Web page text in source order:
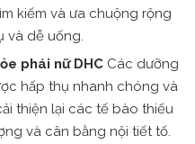
kiếm và ưa chuộng rộng
và dễ uống.
phái nữ DHC Các dưỡng
hấp thụ nhanh chóng và
thiện lại các tế bào thiếu
và cân bằng nội tiết tố.